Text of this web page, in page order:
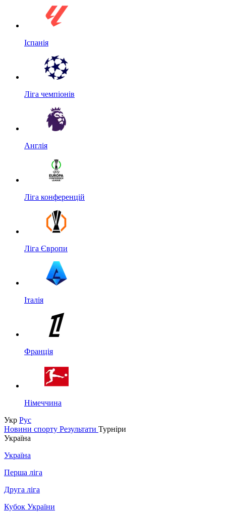
Іспанія
Ліга чемпіонів
Англія
Ліга конференцій
Ліга Європи
Італія
Франція
Німеччина
Укр Рус
Новини спорту Результати Турніри
Україна
Україна
Перша ліга
Друга ліга
Кубок України